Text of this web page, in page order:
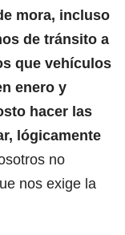
mora, incluso
de tránsito a
que vehículos
enero y
hacer las
lógicamente
no
nos exige la